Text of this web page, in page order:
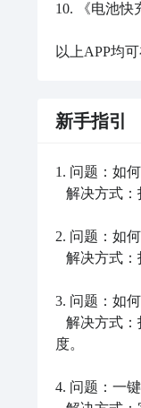
10. 《电池快
以上APP均
新手指引
1. 问题：如
2. 问题：如
3. 问题：如
度。
4. 问题：一